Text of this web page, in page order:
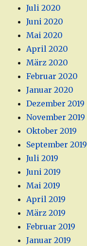
Juli 2020
Juni 2020
Mai 2020
April 2020
März 2020
Februar 2020
Januar 2020
Dezember 2019
November 2019
Oktober 2019
September 2019
Juli 2019
Juni 2019
Mai 2019
April 2019
März 2019
Februar 2019
Januar 2019